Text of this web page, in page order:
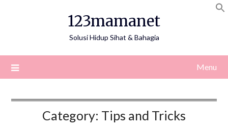
123mamanet
Solusi Hidup Sihat & Bahagia
Menu
Category: Tips and Tricks